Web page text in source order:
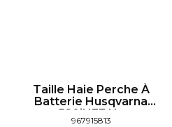
Taille Haie Perche À
Batterie Husqvarna
520iHE3 Nu
967915813